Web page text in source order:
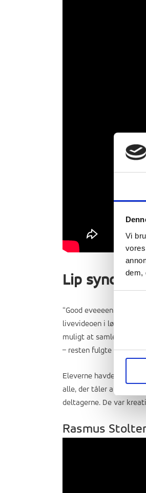
Vi
dem,
Lip sync
“Good eveeeening
livevideoen i lørdags.
muligt at samles i
– resten fulgte med på
Eleverne havde i
alle, der tåler at blive
deltagerne. De var
Rasmus